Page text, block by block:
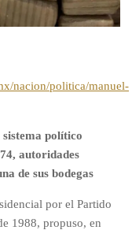
nacion/politica/manuel-
político
autoridades
de sus bodegas
por el Partido
1988, propuso, en